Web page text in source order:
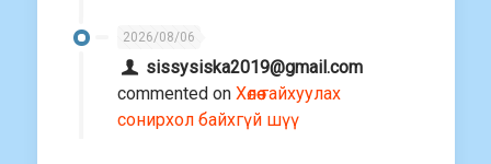
2026/08/06
sissysiska2019@gmail.com
commented on Хөлөө гайхуулах
сонирхол байхгүй шүү